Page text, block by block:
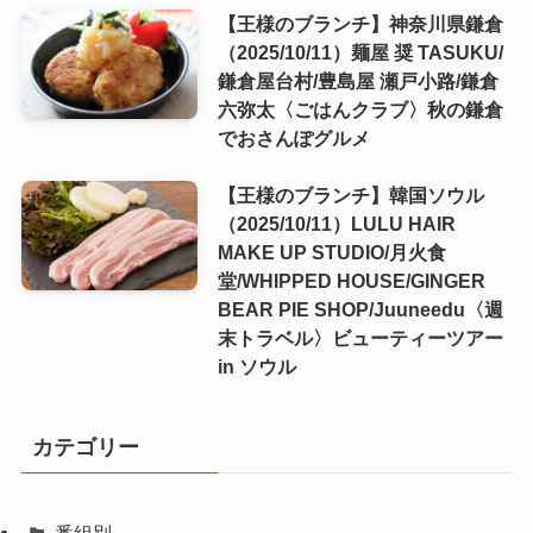
【王様のブランチ】神奈川県鎌倉
（2025/10/11）麺屋 奨 TASUKU/
鎌倉屋台村/豊島屋 瀬戸小路/鎌倉
六弥太〈ごはんクラブ〉秋の鎌倉
でおさんぽグルメ
【王様のブランチ】韓国ソウル
（2025/10/11）LULU HAIR
MAKE UP STUDIO/月火食
堂/WHIPPED HOUSE/GINGER
BEAR PIE SHOP/Juuneedu〈週
末トラベル〉ビューティーツアー
in ソウル
カテゴリー